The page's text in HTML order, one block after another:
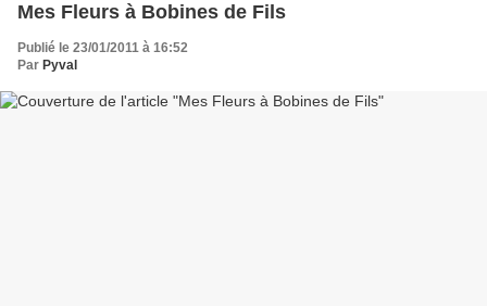
Mes Fleurs à Bobines de Fils
Publié le 23/01/2011 à 16:52
Par Pyval